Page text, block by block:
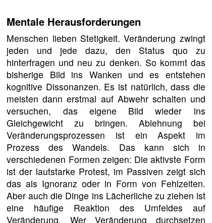
Mentale Herausforderungen
Menschen lieben Stetigkeit. Veränderung zwingt
jeden und jede dazu, den Status quo zu
hinterfragen und neu zu denken. So kommt das
bisherige Bild ins Wanken und es entstehen
kognitive Dissonanzen. Es ist natürlich, dass die
meisten dann erstmal auf Abwehr schalten und
versuchen, das eigene Bild wieder ins
Gleichgewicht zu bringen. Ablehnung bei
Veränderungsprozessen ist ein Aspekt im
Prozess des Wandels. Das kann sich in
verschiedenen Formen zeigen: Die aktivste Form
ist der lautstarke Protest, im Passiven zeigt sich
das als Ignoranz oder in Form von Fehlzeiten.
Aber auch die Dinge ins Lächerliche zu ziehen ist
eine häufige Reaktion des Umfeldes auf
Veränderung. Wer Veränderung durchsetzen